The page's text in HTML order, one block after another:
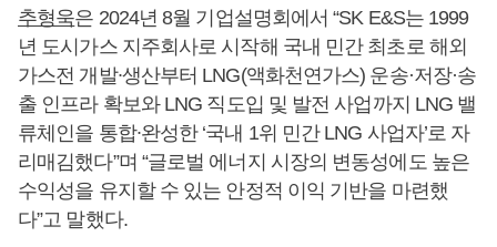
추형욱은 2024년 8월 기업설명회에서 “SK E&S는 1999
년 도시가스 지주회사로 시작해 국내 민간 최초로 해외
가스전 개발∙생산부터 LNG(액화천연가스) 운송·저장·송
출 인프라 확보와 LNG 직도입 및 발전 사업까지 LNG 밸
류체인을 통합∙완성한 ‘국내 1위 민간 LNG 사업자’로 자
리매김했다”며 “글로벌 에너지 시장의 변동성에도 높은
수익성을 유지할 수 있는 안정적 이익 기반을 마련했
다”고 말했다.